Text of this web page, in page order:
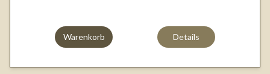
Warenkorb Details